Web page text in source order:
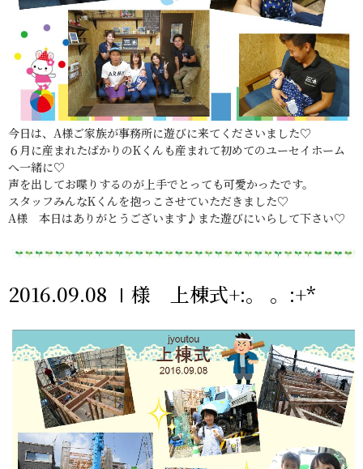
今日は、A様ご家族が事務所に遊びに来てくださいました♡
６月に産まれたばかりのKくんも産まれて初めてのユーセイホーム
へ一緒に♡
声を出してお喋りするのが上手でとっても可愛かったです。
スタッフみんなKくんを抱っこさせていただきました♡
A様 本日はありがとうございます♪また遊びにいらして下さい♡
2016.09.08 Ⅰ様 上棟式+:。 。:+*